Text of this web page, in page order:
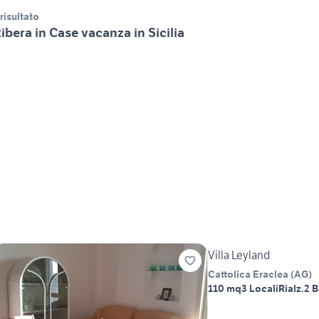
in Case vacanza in Sicilia
Villa Leyland
Cattolica Eraclea (AG)
110 mq3 LocaliRialz.2